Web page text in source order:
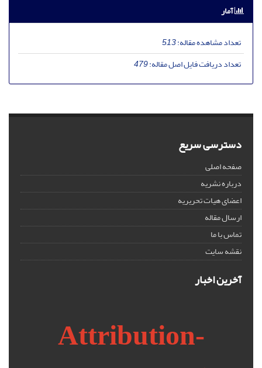
آمار
تعداد مشاهده مقاله:513
تعداد دریافت فایل اصل مقاله:479
دسترسی سریع
صفحه اصلی
درباره نشریه
اعضای هیات تحریریه
ارسال مقاله
تماس با ما
نقشه سایت
آخرین اخبار
Attribution-